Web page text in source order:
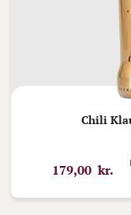
Chili
179,00 kr.